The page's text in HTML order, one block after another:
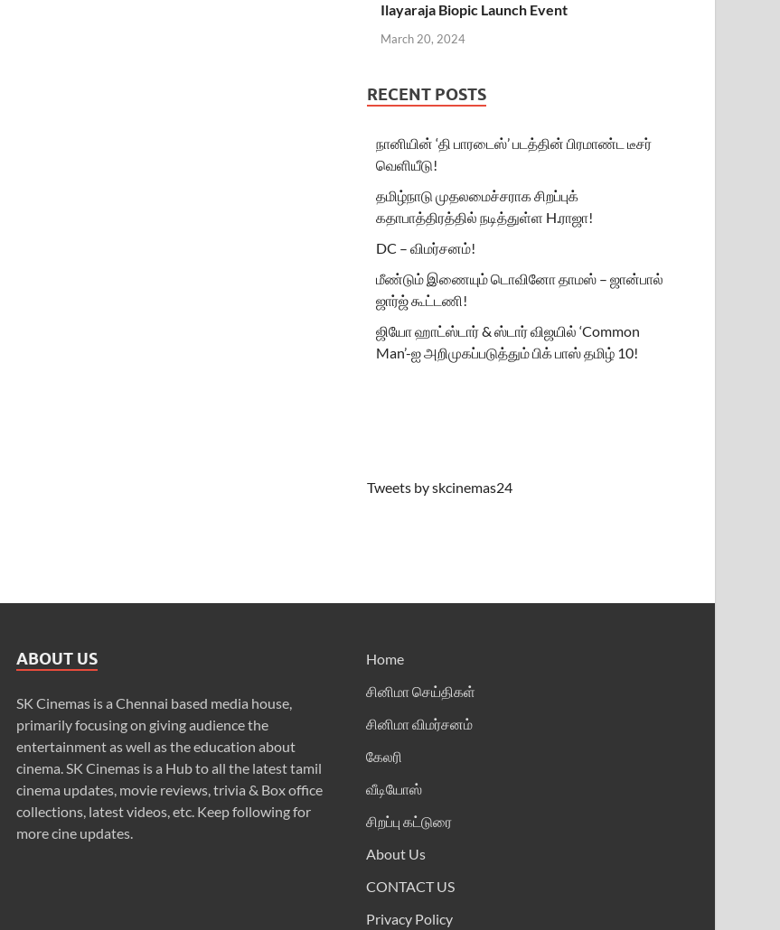
Ilayaraja Biopic Launch Event
March 20, 2024
RECENT POSTS
நானியின் ‘தி பாரடைஸ்’ படத்தின் பிரமாண்ட டீசர்
வெளியீடு!
தமிழ்நாடு முதலமைச்சராக சிறப்புக்
கதாபாத்திரத்தில் நடித்துள்ள H.ராஜா!
DC – விமர்சனம்!
மீண்டும் இணையும் டொவினோ தாமஸ் – ஜான்பால்
ஜார்ஜ் கூட்டணி!
ஜியோ ஹாட்ஸ்டார் & ஸ்டார் விஜயில் ‘Common
Man’-ஐ அறிமுகப்படுத்தும் பிக் பாஸ் தமிழ் 10!
Tweets by skcinemas24
ABOUT US
SK Cinemas is a Chennai based media house,
primarily focusing on giving audience the
entertainment as well as the education about
cinema. SK Cinemas is a Hub to all the latest tamil
cinema updates, movie reviews, trivia & Box office
collections, latest videos, etc. Keep following for
more cine updates.
Home
சினிமா செய்திகள்
சினிமா விமர்சனம்
கேலரி
வீடியோஸ்
சிறப்பு கட்டுரை
About Us
CONTACT US
Privacy Policy